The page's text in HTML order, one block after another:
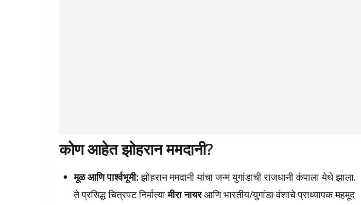
कोण आहेत झोहरान ममदानी?
मूळ आणि पार्श्वभूमी:झोहरान ममदानी यांचा जन्म युगांडाची राजधानी कंपाला येथे झाला.
ते प्रसिद्ध चित्रपट निर्मात्यामीरा नायरआणि भारतीय/युगांडा वंशाचे प्राध्यापक महमूद